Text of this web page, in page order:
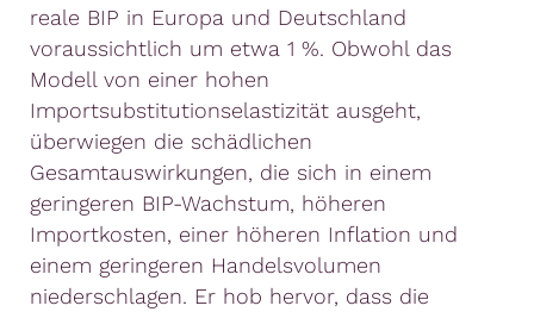
reale BIP in Europa und Deutschland
voraussichtlich um etwa 1 %. Obwohl das
Modell von einer hohen
Importsubstitutionselastizität ausgeht,
überwiegen die schädlichen
Gesamtauswirkungen, die sich in einem
geringeren BIP-Wachstum, höheren
Importkosten, einer höheren Inflation und
einem geringeren Handelsvolumen
niederschlagen. Er hob hervor, dass die